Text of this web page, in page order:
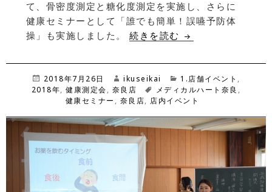
て、骨密度測定と糖化度測定を実施し、さらに
健康セミナーとして「誰でも簡単！誤嚥予防体
操」も実施しました。続きを読む 奈良店で夏の健康
投
稿
2018年7月26日
作
成
者
ikuseikai
カ
テ
ゴ
ー
1.店舗イベント ,
2018年,健康測定会, 奈良店
タ
グ
メディカルハート奈良 ,
健康セミナー , 奈良店, 店内イベント